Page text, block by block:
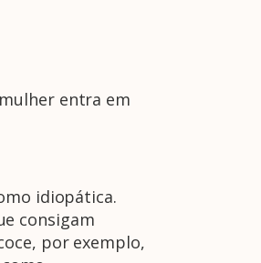
entra em
idiopática.
consigam
por exemplo,